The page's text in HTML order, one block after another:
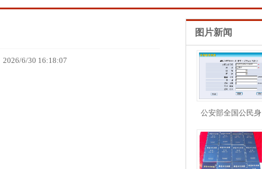
5
6/30 16:18:07
图片新闻
公安部全国公民身